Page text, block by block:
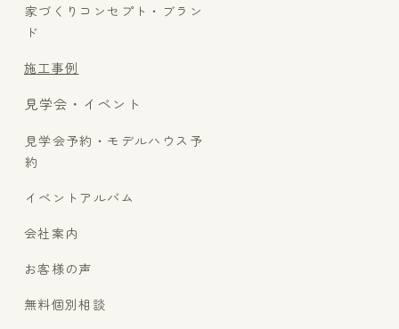
家づくりコンセプト・ブラン
ド
施工事例
見学会・イベント
見学会予約・モデルハウス予
約
イベントアルバム
会社案内
無料個別相談
お客様の声